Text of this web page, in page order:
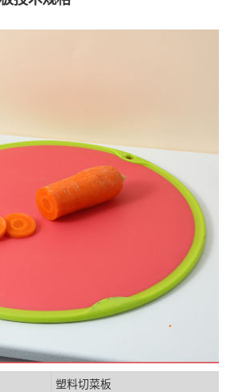
塑料切菜板